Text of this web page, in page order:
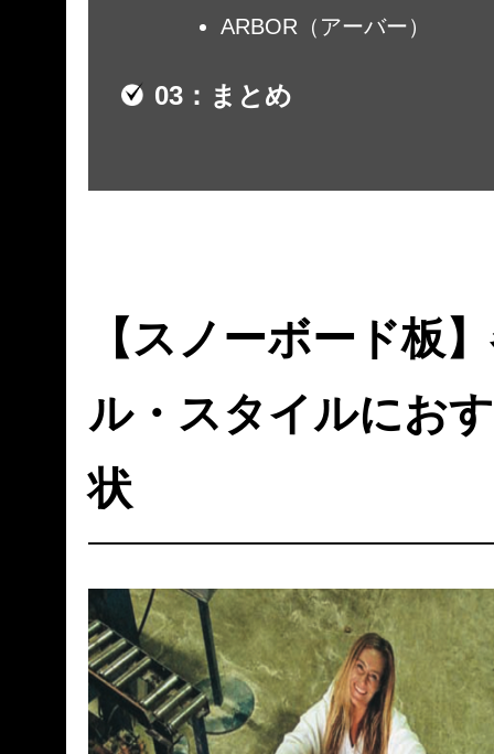
ARBOR（アーバー）
まとめ
【スノーボード板
ル・スタイルにお
状